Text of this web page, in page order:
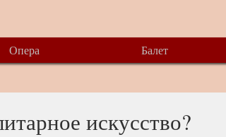
Опера Балет
искусство?